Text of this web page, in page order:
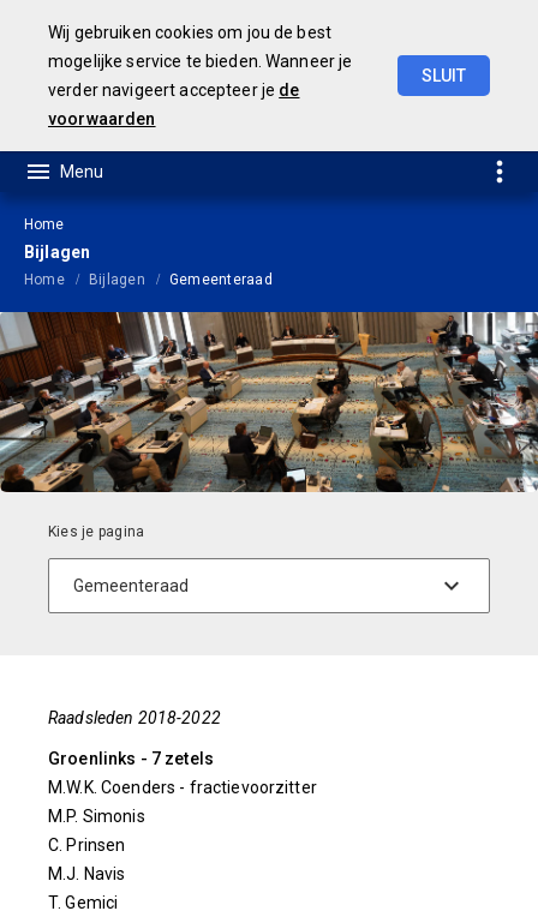
Wij gebruiken cookies om jou de best
mogelijke service te bieden. Wanneer je
verder navigeert accepteer je de
voorwaarden
SLUIT
Home
Bijlagen
Home Bijlagen Gemeenteraad
Raadsleden 2018-2022
Groenlinks - 7 zetels
M.W.K. Coenders - fractievoorzitter
M.P. Simonis
C. Prinsen
M.J. Navis
T. Gemici